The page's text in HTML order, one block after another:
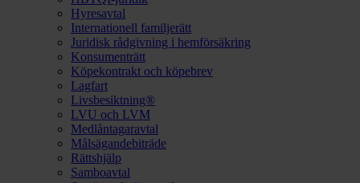
Hyresavtal
Internationell familjerätt
Juridisk rådgivning i hemförsäkring
Konsumenträtt
Köpekontrakt och köpebrev
Lagfart
Livsbesiktning®
LVU och LVM
Medlåntagaravtal
Målsägandebiträde
Rättshjälp
Samboavtal